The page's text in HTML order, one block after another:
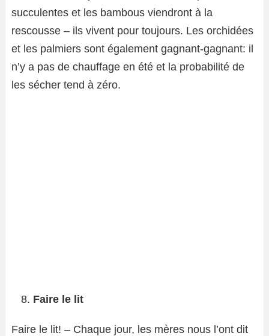
succulentes et les bambous viendront à la
rescousse – ils vivent pour toujours. Les orchidées
et les palmiers sont également gagnant-gagnant: il
n’y a pas de chauffage en été et la probabilité de
les sécher tend à zéro.
Faire le lit
Faire le lit! – Chaque jour, les mères nous l’ont dit